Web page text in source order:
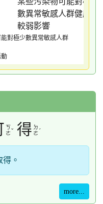
對極少數異常敏感人群
ㄎ
ㄜˇ 得 ㄉ
ㄜˊ
。
more...